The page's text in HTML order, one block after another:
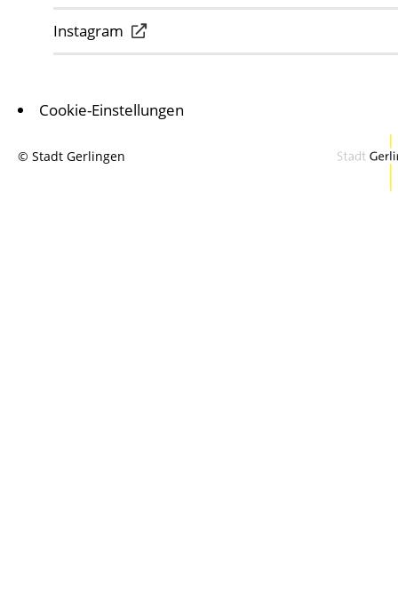
Instagram
Cookie-Einstellungen
© Stadt Gerlingen